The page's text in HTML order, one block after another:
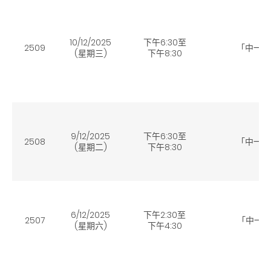
2509
10/12/2025
(星期三)
下午6:30至
下午8:30
「中一
2508
9/12/2025
(星期二)
下午6:30至
下午8:30
「中一
2507
6/12/2025
(星期六)
下午2:30至
下午4:30
「中一